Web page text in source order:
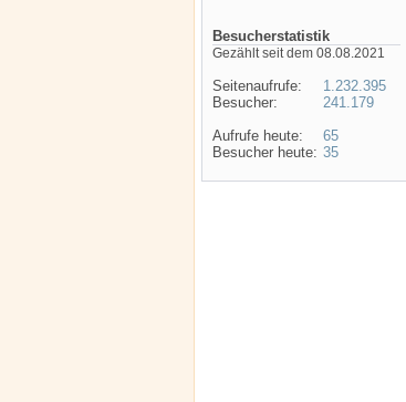
Besucherstatistik
Gezählt seit dem 08.08.2021
Seitenaufrufe:
Besucher:
Aufrufe heute:
Besucher heute:
1.232.395
241.179
65
35